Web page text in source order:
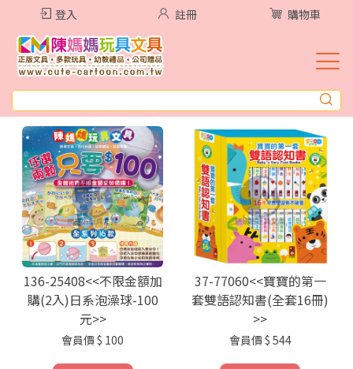
登入 註冊 購物車
136-25408<<不限金額加
購(2入)日系泡澡球-100
元>>
會員價 $ 100
37-77060<<寶寶的第一
套雙語認知書(全套16冊)
>>
會員價 $ 544